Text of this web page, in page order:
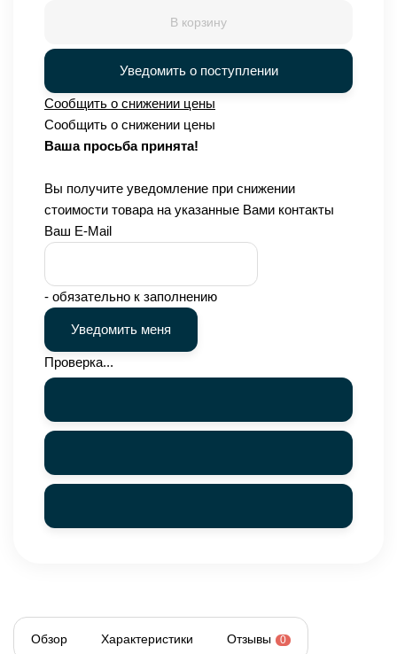
В корзину
Уведомить о поступлении
Сообщить о снижении цены
Сообщить о снижении цены
Ваша просьба принята!
Вы получите уведомление при снижении
стоимости товара на указанные Вами контакты
Ваш E-Mail
- обязательно к заполнению
Проверка...
Обзор Характеристики Отзывы 0